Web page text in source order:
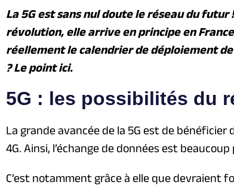
La 5G est sans nul doute le réseau du
révolution, elle arrive en principe en
réellement le calendrier de déploiement
? Le point ici.
5G : les possibilités du
La grande avancée de la 5G est de
4G. Ainsi, l’échange de données est
C’est notamment grâce à elle que devraient